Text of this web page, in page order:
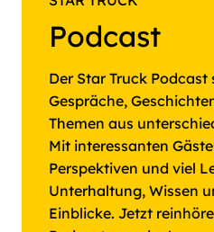
Podcast
Der Star Truck
Gespräche,
Themen aus
Mit interessanten
Perspektiven und viel
Unterhaltung, Wissen
Einblicke. Jetzt